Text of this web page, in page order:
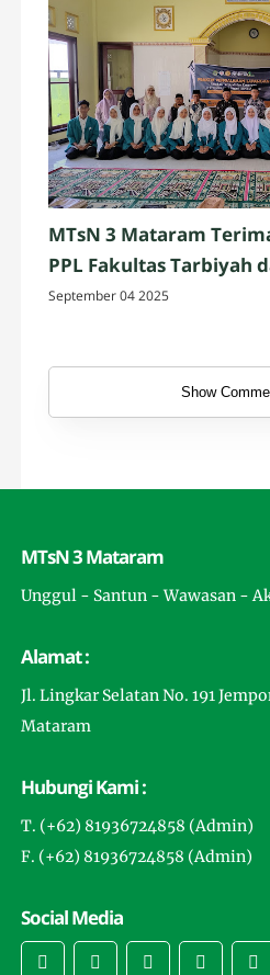
MTsN 3 Mataram
PPL Fakultas Tarbiyah
Mataram
September 04 2025
Show
MTsN 3 Mataram
Unggul - Santun - Wawasan -
Alamat :
Jl. Lingkar Selatan No. 191
Mataram
Hubungi Kami :
T. (+62) 81936724858 (Admin)
F. (+62) 81936724858 (Admin)
Social Media